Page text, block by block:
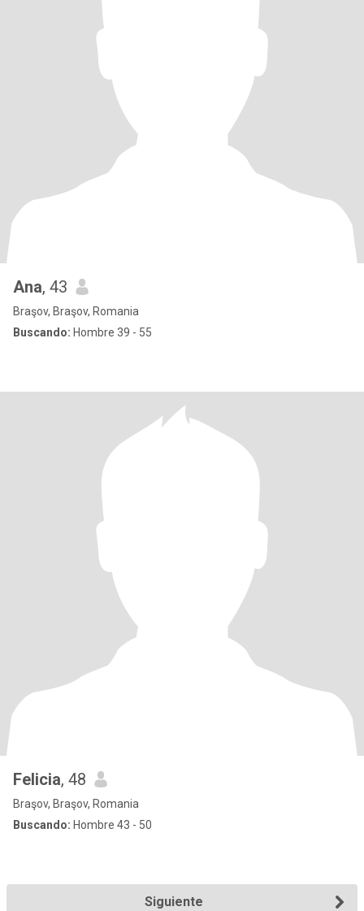
Ana, 43
Braşov, Braşov, Romania
Buscando: Hombre 39 - 55
Felicia, 48
Braşov, Braşov, Romania
Buscando: Hombre 43 - 50
Siguiente